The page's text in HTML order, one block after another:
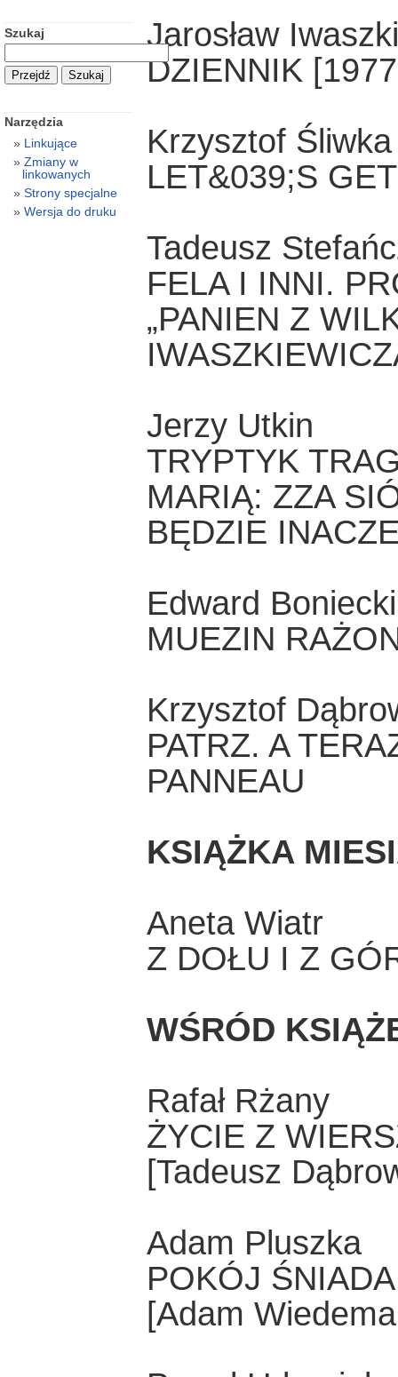
Jarosław
DZIENNIK
Krzysztof Śliwka
LET&039;S
Tadeusz
FELA I INNI.
„PANIEN Z
Jerzy Utkin
TRYPTYK
MARIĄ: ZZA
BĘDZIE
Edward Boniecki
MUEZIN
Krzysztof
PATRZ. A
PANNEAU
KSIĄŻKA
Aneta Wiatr
Z DOŁU I Z
WŚRÓD
Rafał Rżany
ŻYCIE Z
[Tadeusz
Adam Pluszka
POKÓJ
[Adam
Szukaj
Narzędzia
Linkujące
Zmiany w
linkowanych
Strony specjalne
Wersja do druku